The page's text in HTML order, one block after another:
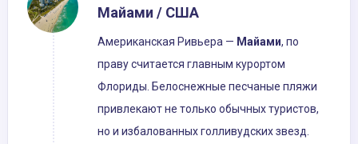
Майами / США
Американская Ривьера — Майами, по
праву считается главным курортом
Флориды. Белоснежные песчаные пляжи
привлекают не только обычных туристов,
но и избалованных голливудских звезд.